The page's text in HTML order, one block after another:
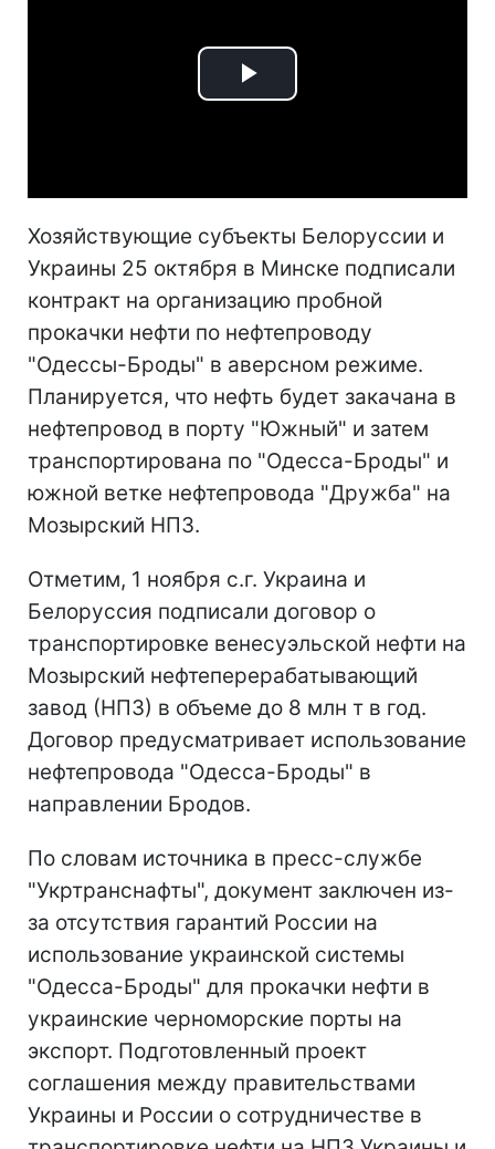
Play
Хозяйствующие субъекты Белоруссии и
Украины 25 октября в Минске подписали
контракт на организацию пробной
прокачки нефти по нефтепроводу
"Одессы-Броды" в аверсном режиме.
Планируется, что нефть будет закачана в
нефтепровод в порту "Южный" и затем
транспортирована по "Одесса-Броды" и
южной ветке нефтепровода "Дружба" на
Мозырский НПЗ.
Отметим, 1 ноября с.г. Украина и
Белоруссия подписали договор о
транспортировке венесуэльской нефти на
Мозырский нефтеперерабатывающий
завод (НПЗ) в объеме до 8 млн т в год.
Договор предусматривает использование
нефтепровода "Одесса-Броды" в
направлении Бродов.
По словам источника в пресс-службе
"Укртранснафты", документ заключен из-
за отсутствия гарантий России на
использование украинской системы
"Одесса-Броды" для прокачки нефти в
украинские черноморские порты на
экспорт. Подготовленный проект
соглашения между правительствами
Украины и России о сотрудничестве в